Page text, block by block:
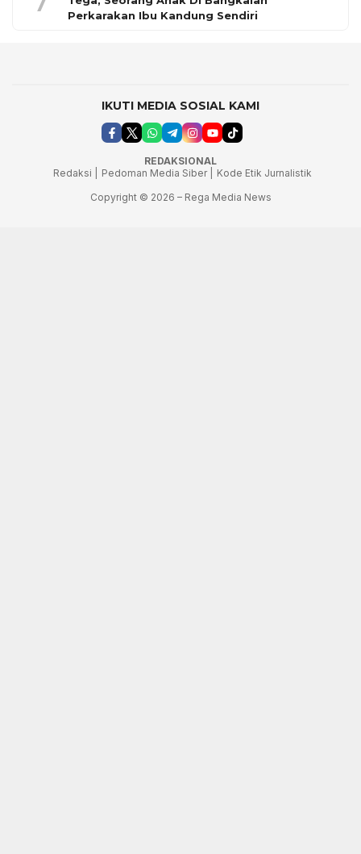
Perkarakan Ibu Kandung Sendiri
IKUTI MEDIA SOSIAL KAMI
REDAKSIONAL
Redaksi |
Pedoman Media Siber |
Kode Etik Jurnalistik
Copyright © 2026 – Rega Media News